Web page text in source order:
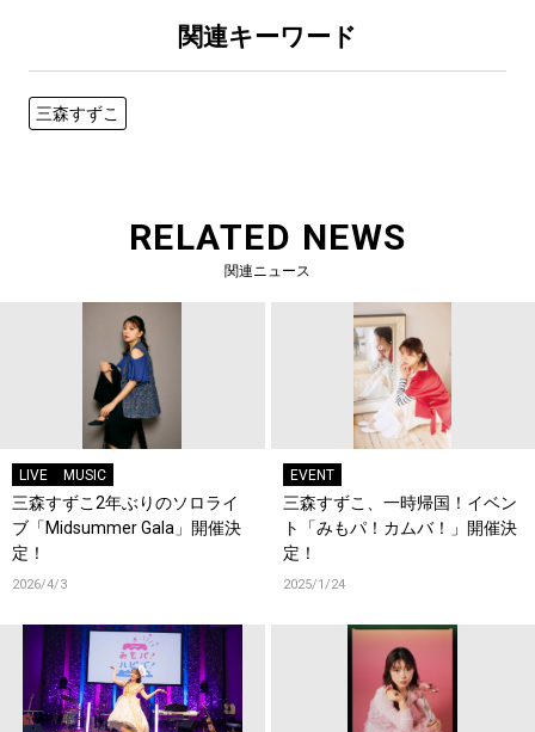
関連キーワード
三森すずこ
RELATED NEWS
関連ニュース
LIVE MUSIC
三森すずこ2年ぶりのソロライ
ブ「Midsummer Gala」開催決
定！
2026/4/3
EVENT
三森すずこ、一時帰国！イベン
ト「みもパ！カムバ！」開催決
定！
2025/1/24